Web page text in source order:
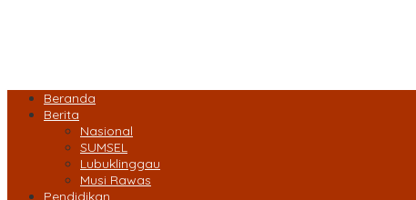
Beranda
Berita
Nasional
SUMSEL
Lubuklinggau
Musi Rawas
Pendidikan